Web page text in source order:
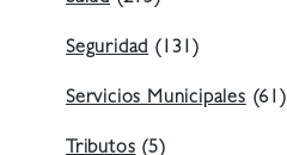
Seguridad(131)
Servicios Municipales(61)
Tributos(5)